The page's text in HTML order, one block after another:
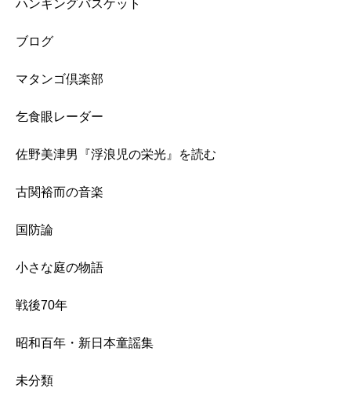
ハンギングバスケット
ブログ
マタンゴ倶楽部
乞食眼レーダー
佐野美津男『浮浪児の栄光』を読む
古関裕而の音楽
国防論
小さな庭の物語
戦後70年
昭和百年・新日本童謡集
未分類